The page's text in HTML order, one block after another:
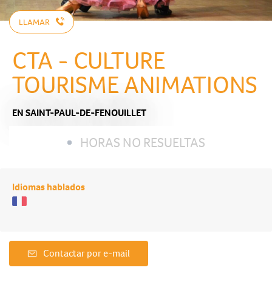
LLAMAR
CTA - CULTURE
TOURISME ANIMATIONS
EN SAINT-PAUL-DE-FENOUILLET
HORAS NO RESUELTAS
Idiomas hablados
Contactar por e-mail